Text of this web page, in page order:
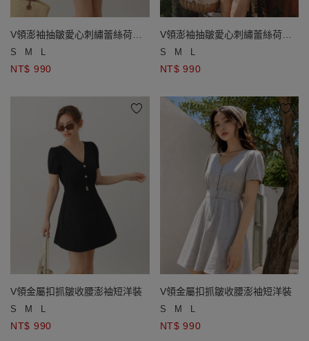
V領澎袖抽皺愛心刺繡蕾絲荷葉
邊短洋裝
S M L
NT$ 990
V領澎袖抽皺愛心刺繡蕾絲荷葉
邊短洋裝
S M L
NT$ 990
V領金屬扣抓皺收腰澎袖短洋裝
S M L
NT$ 990
V領金屬扣抓皺收腰澎袖短洋裝
S M L
NT$ 990